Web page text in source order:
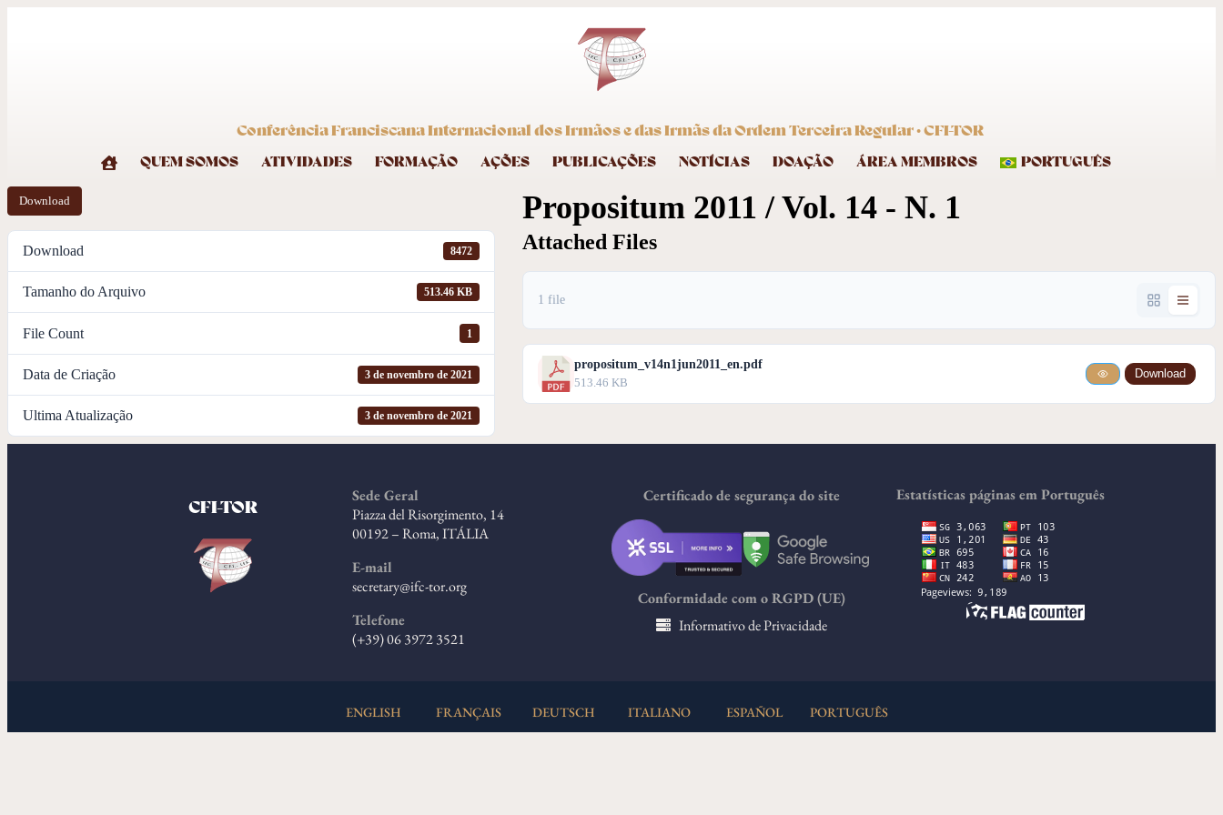
Conferência Franciscana Internacional dos Irmãos e das Irmãs da Ordem Terceira Regular · CFI-TOR
QUEM SOMOS ATIVIDADES FORMAÇÃO AÇÕES PUBLICAÇÕES NOTÍCIAS DOAÇÃO ÁREA MEMBROS PORTUGUÊS
Download
Download 8472
Tamanho do Arquivo 513.46 KB
File Count 1
Data de Criação 3 de novembro de 2021
Ultima Atualização 3 de novembro de 2021
Propositum 2011 / Vol. 14 - N. 1
Attached Files
1 file
propositum_v14n1jun2011_en.pdf
513.46 KB
Download
CFI-TOR
Sede Geral
Piazza del Risorgimento, 14
00192 – Roma, ITÁLIA
E-mail
secretary@ifc-tor.org
Telefone
(+39) 06 3972 3521
Certificado de segurança do site
Conformidade com o RGPD (UE)
Informativo de Privacidade
Estatísticas páginas em Português
ENGLISH FRANÇAIS DEUTSCH ITALIANO ESPAÑOL PORTUGUÊS